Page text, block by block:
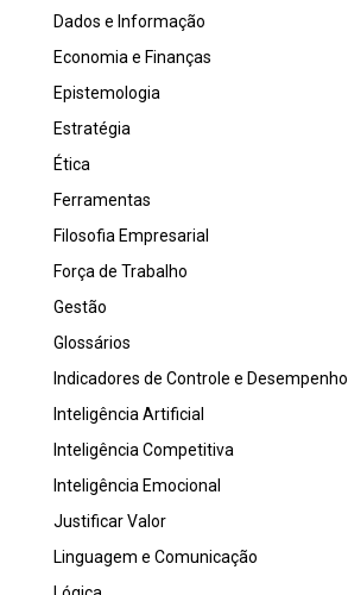
Dados e Informação
Economia e Finanças
Epistemologia
Estratégia
Ética
Ferramentas
Filosofia Empresarial
Força de Trabalho
Gestão
Glossários
Indicadores de Controle e Desempenho
Inteligência Artificial
Inteligência Competitiva
Inteligência Emocional
Justificar Valor
Linguagem e Comunicação